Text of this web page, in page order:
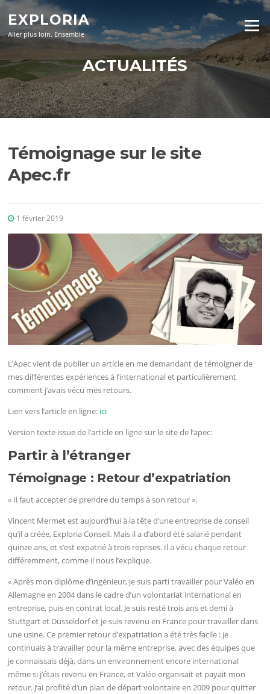
Aller
contenu
EXPLORIA
Aller plus loin. Ensemble
Menu
ACTUALITÉS
Témoignage sur le site
Apec.fr
1 février 2019
L’Apec vient de publier un article en me demandant de témoigner de
mes différentes expériences à l’international et particulièrement
comment j’avais vécu mes retours.
Lien vers l’article en ligne: ici
Version texte issue de l’article en ligne sur le site de l’apec:
Partir à l’étranger
Témoignage : Retour d’expatriation
« Il faut accepter de prendre du temps à son retour ».
Vincent Mermet est aujourd’hui à la tête d’une entreprise de conseil
qu’il a créée, Exploria Conseil. Mais il a d’abord été salarié pendant
quinze ans, et s’est expatrié à trois reprises. Il a vécu chaque retour
différemment, comme il nous l’explique.
« Après mon diplôme d’ingénieur, je suis parti travailler pour Valéo en
Allemagne en 2004 dans le cadre d’un volontariat international en
entreprise, puis en contrat local. Je suis resté trois ans et demi à
Stuttgart et Düsseldorf et je suis revenu en France pour travailler dans
une usine. Ce premier retour d’expatriation a été très facile : je
continuais à travailler pour la même entreprise, avec des équipes que
je connaissais déjà, dans un environnement encore international
même si j’étais revenu en France, et Valéo organisait et payait mon
retour. J’ai profité d’un plan de départ volontaire en 2009 pour quitter